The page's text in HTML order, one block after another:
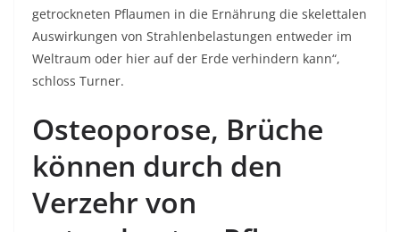
getrockneten Pflaumen in die Ernährung die skelettalen
Auswirkungen von Strahlenbelastungen entweder im
Weltraum oder hier auf der Erde verhindern kann“,
schloss Turner.
Osteoporose, Brüche
können durch den
Verzehr von